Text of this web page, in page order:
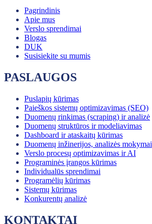
Pagrindinis
Apie mus
Verslo sprendimai
Blogas
DUK
Susisiekite su mumis
PASLAUGOS
Puslapių kūrimas
Paieškos sistemų optimizavimas (SEO)
Duomenų rinkimas (scraping) ir analizė
Duomenų struktūros ir modeliavimas
Dashboard ir ataskaitų kūrimas
Duomenų inžinerijos, analizės mokymai
Verslo procesų optimizavimas ir AI
Programinės įrangos kūrimas
Individualūs sprendimai
Programėlių kūrimas
Sistemų kūrimas
Konkurentų analizė
KONTAKTAI